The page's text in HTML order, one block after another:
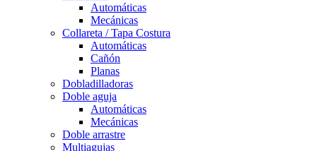
Automáticas
Mecánicas
Collareta / Tapa Costura
Automáticas
Cañón
Planas
Dobladilladoras
Doble aguja
Automáticas
Mecánicas
Doble arrastre
Multiagujas